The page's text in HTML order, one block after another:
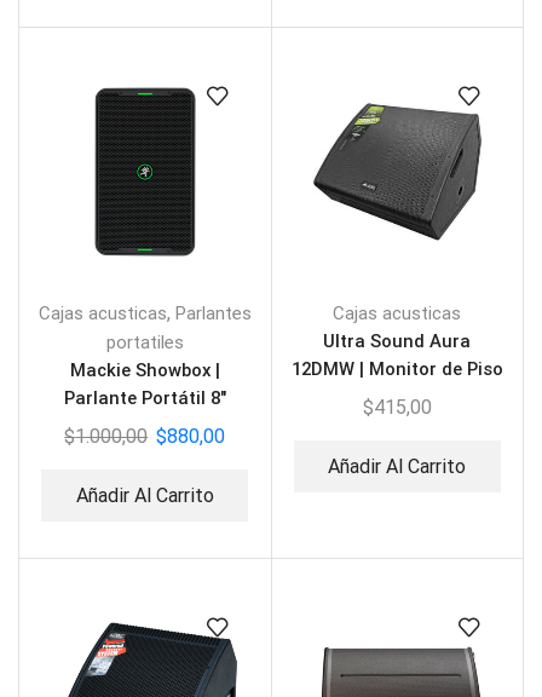
Cajas acusticas, Parlantes
portatiles
Mackie Showbox |
Parlante Portátil 8″
Bluetooth
$1.000,00 $880,00
Añadir Al Carrito
Cajas acusticas
Ultra Sound Aura
12DMW | Monitor de Piso
$415,00
Añadir Al Carrito